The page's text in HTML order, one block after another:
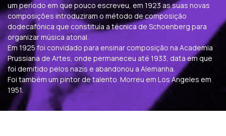
um período em que pouco escreveu, em 1923 as suas novas
composições introduziram o método de composição
dodecafónica que constituía a técnica de Schoenberg para
organizar música atonal.
Em 1925 foi convidado para ensinar composição na Academia
Prussiana de Artes, onde permaneceu até 1933, data em que
foi demitido pelos nazis e abandonou a Alemanha.
Foi também um pintor de talento. Morreu em Los Angeles em
1951.